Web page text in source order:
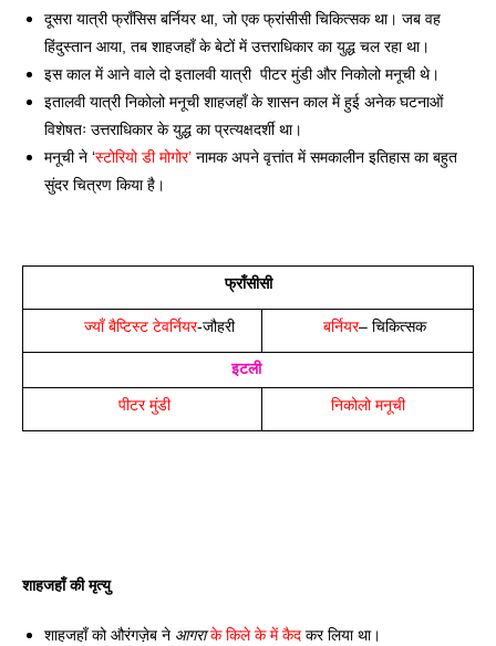
दूसरा यात्री फ्राँसिस बर्नियर था, जो एक फ्रांसीसी चिकित्सक था। जब वह
हिंदुस्तान आया, तब शाहजहाँ के बेटों में उत्तराधिकार का युद्ध चल रहा था।
इस काल में आने वाले दो इतालवी यात्री  पीटर मुंडी और निकोलो मनूची थे।
इतालवी यात्री निकोलो मनूची शाहजहाँ के शासन काल में हुई अनेक घटनाओं
विशेषतः उत्तराधिकार के युद्ध का प्रत्यक्षदर्शी था।
मनूची ने ‘स्टोरियो डी मोगोर’ नामक अपने वृत्तांत में समकालीन इतिहास का बहुत
सुंदर चित्रण किया है।
फ्राँसीसी
ज्याँ बैप्टिस्ट टेवर्नियर-जौहरी बर्नियर– चिकित्सक
इटली
पीटर मुंडी निकोलो मनूची
शाहजहाँ की मृत्यु
शाहजहाँ को औरंगज़ेब ने आगरा के किले के में कैद कर लिया था।